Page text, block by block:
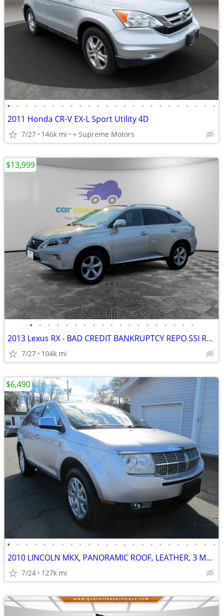
• • • • • • • • • • • • • • • • • • • • • • • •
2011 Honda CR-V EX-L Sport Utility 4D
7/27 146k mi + Supreme Motors
• • • • • • • • • • • • • • • • • • •
2013 Lexus RX - BAD CREDIT BANKRUPTCY REPO SSI RETIRED APPROVED
7/27 104k mi
$13,999
• • • • • • • • • • • • • • • • • • • • • • • •
2010 LINCOLN MKX, PANORAMIC ROOF, LEATHER, 3 MNTH/3,000 ML PWRTRN WTY
7/24 127k mi
$6,490